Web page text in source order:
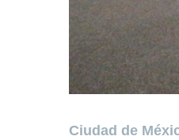
Ciudad de